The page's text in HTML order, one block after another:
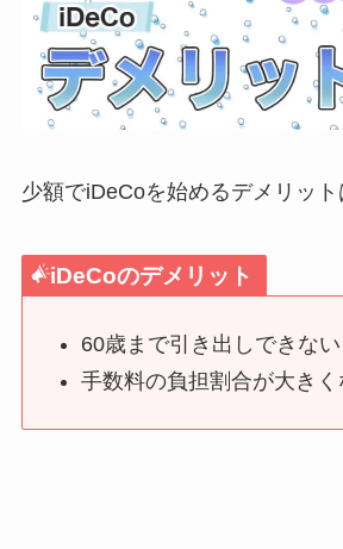
少額でiDeCoを始めるデメリット
iDeCoのデメリット
60歳まで引き出しできない
手数料の負担割合が大きく